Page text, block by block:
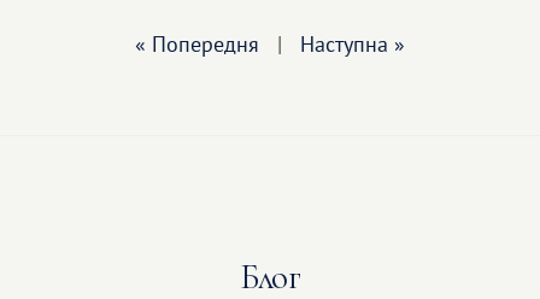
« Попередня | Наступна »
Блог